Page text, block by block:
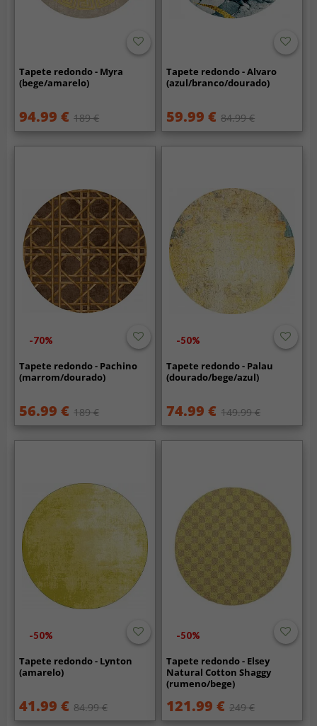
Tapete redondo - Myra
(bege/amarelo)
94.99 € 189 €
Tapete redondo - Alvaro
(azul/branco/dourado)
59.99 € 84.99 €
-70%
Tapete redondo - Pachino
(marrom/dourado)
56.99 € 189 €
-50%
Tapete redondo - Palau
(dourado/bege/azul)
74.99 € 149.99 €
-50%
Tapete redondo - Lynton
(amarelo)
41.99 € 84.99 €
-50%
Tapete redondo - Elsey
Natural Cotton Shaggy
(rumeno/bege)
121.99 € 249 €